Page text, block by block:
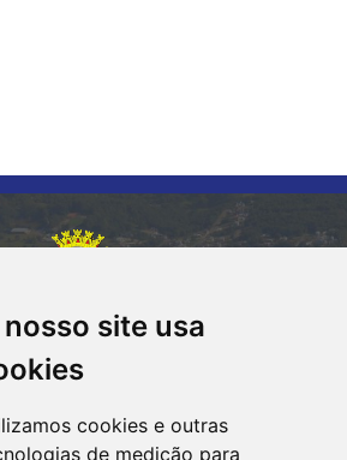
nosso site usa
cookies e outras
de medição para
DO SUL
PARANÁ
Corumbataí - CEP: 86.970-000
99935-8828, (44) 99935-8839